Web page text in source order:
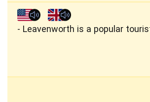
Leavenworth is a popular